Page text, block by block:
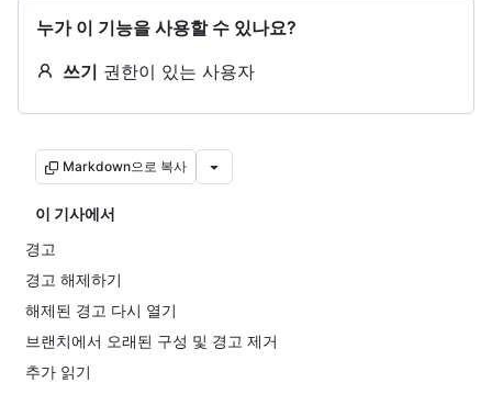
누가 이 기능을 사용할 수 있나요?
쓰기 권한이 있는 사용자
Markdown으로 복사
이 기사에서
경고
경고 해제하기
해제된 경고 다시 열기
브랜치에서 오래된 구성 및 경고 제거
추가 읽기